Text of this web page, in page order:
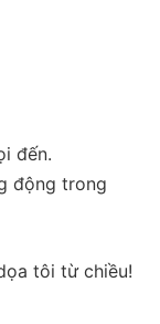
đến.
động trong
tôi từ chiều!